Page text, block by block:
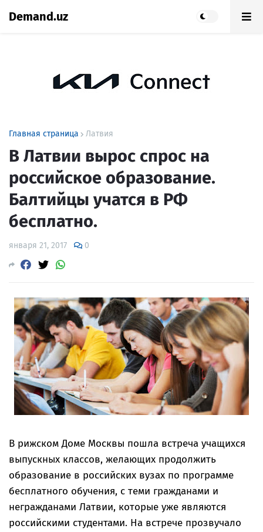
Demand.uz
Главная страница Латвия
В Латвии вырос спрос на
российское образование.
Балтийцы учатся в РФ
бесплатно.
января 21, 2017 0
В рижском Доме Москвы пошла встреча учащихся
выпускных классов, желающих продолжить
образование в российских вузах по программе
бесплатного обучения, с теми гражданами и
негражданами Латвии, которые уже являются
российскими студентами. На встрече прозвучало